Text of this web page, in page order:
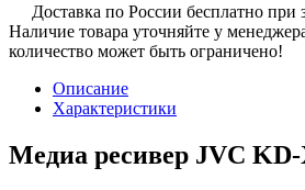
Доставка по России бесплатно при
Наличие товара уточняйте у
количество может быть ограничено!
Описание
Характеристики
Медиа ресивер JVC KD-